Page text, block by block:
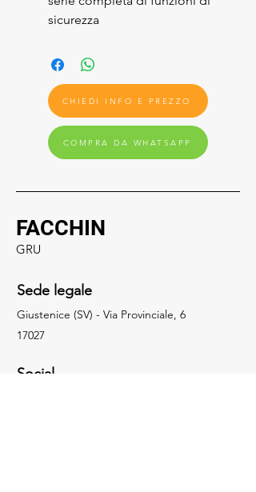
sicurezza
CHIEDI INFO E PREZZO
COMPRA DA WHATSAPP
FACCHIN
GRU
Sede legale
Giustenice (SV) - Via Provinciale, 6
17027
Social